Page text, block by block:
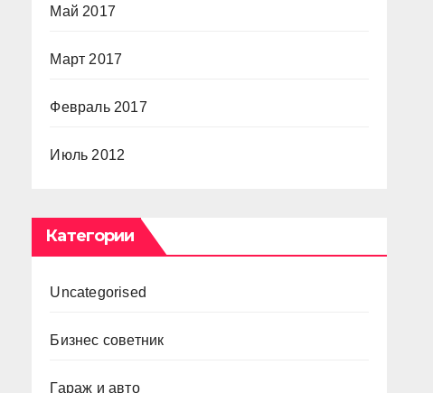
Май 2017
Март 2017
Февраль 2017
Июль 2012
Категории
Uncategorised
Бизнес советник
Гараж и авто